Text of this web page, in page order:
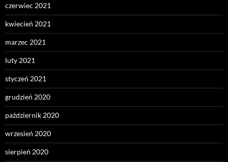
czerwiec 2021
kwiecień 2021
marzec 2021
luty 2021
styczeń 2021
grudzień 2020
październik 2020
wrzesień 2020
sierpień 2020